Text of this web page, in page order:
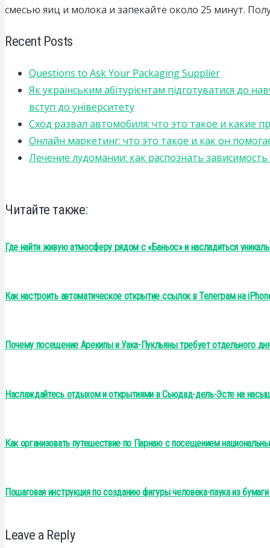
смесью яиц и молока и запекайте около 25 минут.
Recent Posts
Questions to Ask Your Packaging Supplier
Як українським абітурієнтам підготуватися до
вступ до університету
Сход развал автомобиля: что это такое и какие
Онлайн маркетинг: что это такое и как он
Лечение лудомании: как распознать
Читайте также:
Где найти живую атмосферу рядом с «Баньос» и насладиться
Как настроить автоматическое открытие ссылок в Телеграм на
Почему посещение Арекипы и Уака-Пукльяны требует отдельного
Наслаждайтесь отдыхом и открытиями в Сьюдад-дель-Эсте на
Как организовать путешествие по Парнаю с посещением
Пошаговая инструкция по созданию фигуры человека-паука из
Leave a Reply